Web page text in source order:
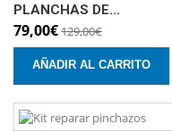
PLANCHAS DE...
79,00€129,00€
AÑADIR AL CARRITO